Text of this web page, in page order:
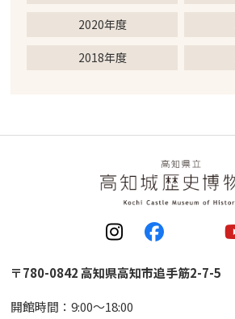
2020年度
2018年度
〒780-0842 高知県高知市追手筋2-7-5
開館時間：9:00〜18:00